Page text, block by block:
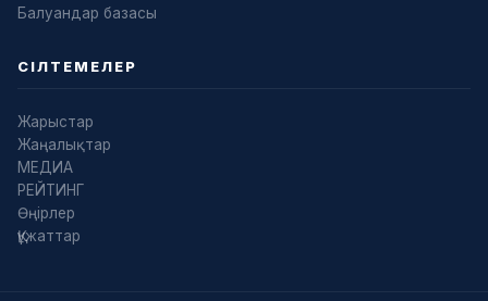
Балуандар базасы
СІЛТЕМЕЛЕР
Жарыстар
Жаңалықтар
МЕДИА
РЕЙТИНГ
Өңірлер
Құжаттар